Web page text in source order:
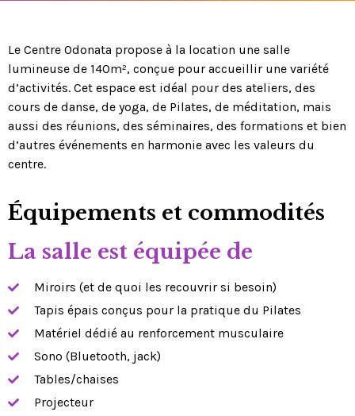
Le Centre Odonata propose à la location une salle
lumineuse de 140m², conçue pour accueillir une variété
d’activités. Cet espace est idéal pour des ateliers, des
cours de danse, de yoga, de Pilates, de méditation, mais
aussi des réunions, des séminaires, des formations et bien
d’autres événements en harmonie avec les valeurs du
centre.
Équipements et commodités
La salle est équipée de
Miroirs (et de quoi les recouvrir si besoin)
Tapis épais conçus pour la pratique du Pilates
Matériel dédié au renforcement musculaire
Sono (Bluetooth, jack)
Tables/chaises
Projecteur